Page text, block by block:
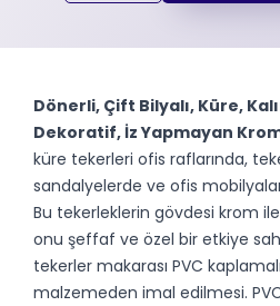
Dönerli, Çift Bilyalı, Küre,
Dekoratif, İz Yapmayan
küre tekerleri ofis raflarında,
sandalyelerde ve ofis
Bu tekerleklerin gövdesi krom
onu şeffaf ve özel bir etkiye
tekerler makarası PVC
malzemeden imal edilmesi.